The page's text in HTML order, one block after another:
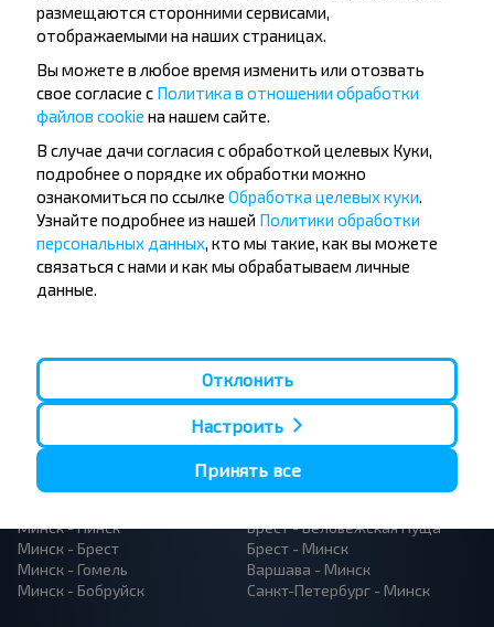
Не пропусти специальные акции, скидки и
другие интересные предложения INFOBUS.
Подпишись на получение новостей и
путешествуй с нами дешевле!
Подписаться
Популярные автобусные
направления
Минск - Несвиж
Минск - Пинск
Минск - Брест
Минск - Гомель
Минск - Бобруйск
Минск - Барановичи
Брест - Беловежская Пуща
Брест - Минск
Варшава - Минск
Санкт-Петербург - Минск
размещаются сторонними сервисами,
отображаемыми на наших страницах.
Вы можете в любое время изменить или отозвать
свое согласие с Политика в отношении обработки
файлов cookie на нашем сайте.
В случае дачи согласия с обработкой целевых Куки,
подробнее о порядке их обработки можно
ознакомиться по ссылке Обработка целевых куки.
Узнайте подробнее из нашей Политики обработки
персональных данных, кто мы такие, как вы можете
связаться с нами и как мы обрабатываем личные
данные.
Отклонить
Настроить
Принять все